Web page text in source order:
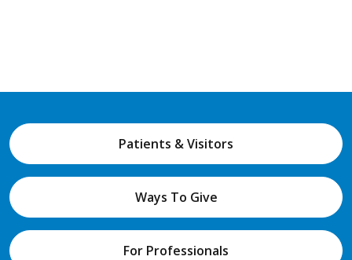
Patients & Visitors
Ways To Give
For Professionals